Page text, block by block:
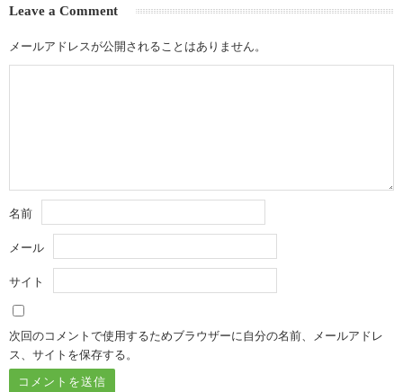
Leave a Comment
メールアドレスが公開されることはありません。
名前
メール
サイト
次回のコメントで使用するためブラウザーに自分の名前、メールアドレ
ス、サイトを保存する。